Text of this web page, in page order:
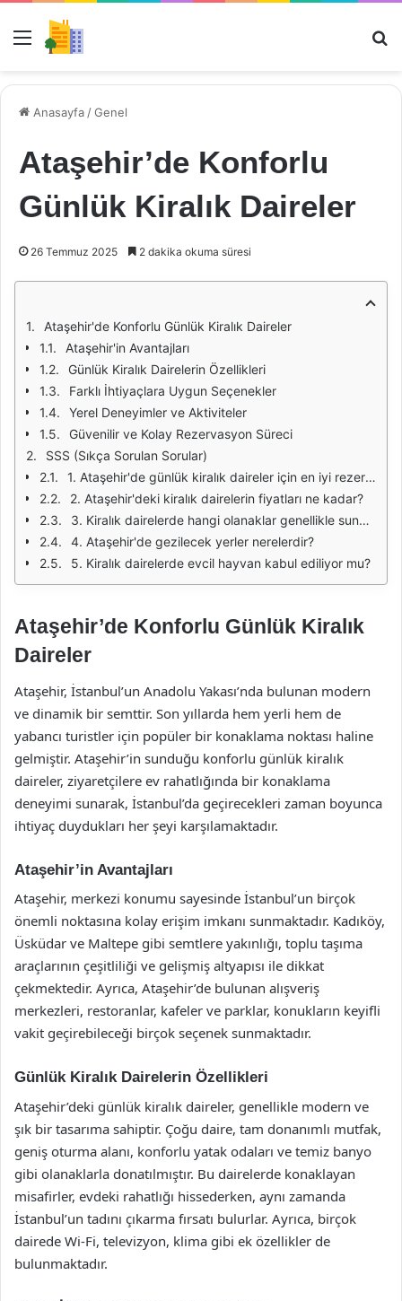
Menü
Anasayfa /Genel
Ataşehir’de Konforlu
Günlük Kiralık Daireler
26 Temmuz 2025 2 dakika okuma süresi
Ataşehir'de Konforlu Günlük Kiralık Daireler
Ataşehir'in Avantajları
Günlük Kiralık Dairelerin Özellikleri
Farklı İhtiyaçlara Uygun Seçenekler
Yerel Deneyimler ve Aktiviteler
Güvenilir ve Kolay Rezervasyon Süreci
SSS (Sıkça Sorulan Sorular)
1. Ataşehir'de günlük kiralık daireler için en iyi rezervasyon yöntemleri nelerdir?
2. Ataşehir'deki kiralık dairelerin fiyatları ne kadar?
3. Kiralık dairelerde hangi olanaklar genellikle sunulmaktadır?
4. Ataşehir'de gezilecek yerler nerelerdir?
5. Kiralık dairelerde evcil hayvan kabul ediliyor mu?
Ataşehir’de Konforlu Günlük Kiralık
Daireler
Ataşehir, İstanbul’un Anadolu Yakası’nda bulunan modern
ve dinamik bir semttir. Son yıllarda hem yerli hem de
yabancı turistler için popüler bir konaklama noktası haline
gelmiştir. Ataşehir’in sunduğu konforlu günlük kiralık
daireler, ziyaretçilere ev rahatlığında bir konaklama
deneyimi sunarak, İstanbul’da geçirecekleri zaman boyunca
ihtiyaç duydukları her şeyi karşılamaktadır.
Ataşehir’in Avantajları
Ataşehir, merkezi konumu sayesinde İstanbul’un birçok
önemli noktasına kolay erişim imkanı sunmaktadır. Kadıköy,
Üsküdar ve Maltepe gibi semtlere yakınlığı, toplu taşıma
araçlarının çeşitliliği ve gelişmiş altyapısı ile dikkat
çekmektedir. Ayrıca, Ataşehir’de bulunan alışveriş
merkezleri, restoranlar, kafeler ve parklar, konukların keyifli
vakit geçirebileceği birçok seçenek sunmaktadır.
Günlük Kiralık Dairelerin Özellikleri
Ataşehir’deki günlük kiralık daireler, genellikle modern ve
şık bir tasarıma sahiptir. Çoğu daire, tam donanımlı mutfak,
geniş oturma alanı, konforlu yatak odaları ve temiz banyo
gibi olanaklarla donatılmıştır. Bu dairelerde konaklayan
misafirler, evdeki rahatlığı hissederken, aynı zamanda
İstanbul’un tadını çıkarma fırsatı bulurlar. Ayrıca, birçok
dairede Wi-Fi, televizyon, klima gibi ek özellikler de
bulunmaktadır.